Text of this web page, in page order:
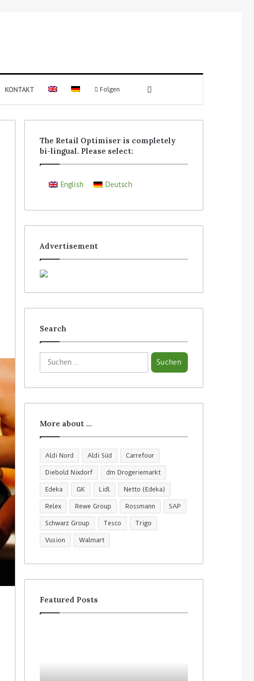
KONTAKT Folgen
The Retail Optimiser is completely
bi-lingual. Please select:
English Deutsch
Advertisement
Search
More about …
Aldi Nord Aldi Süd Carrefour
Diebold Nixdorf dm Drogeriemarkt
Edeka GK Lidl Netto (Edeka)
Relex Rewe Group Rossmann SAP
Schwarz Group Tesco Trigo
Vusion Walmart
Featured Posts